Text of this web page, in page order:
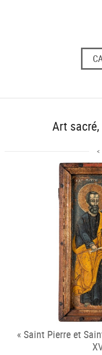
Art
« Saint Pierre et